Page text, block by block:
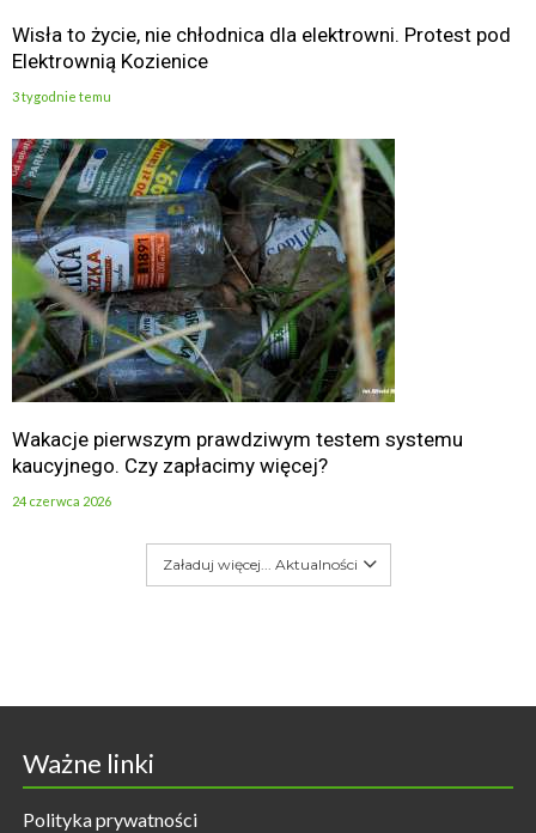
Wisła to życie, nie chłodnica dla elektrowni. Protest pod
Elektrownią Kozienice
3 tygodnie temu
Wakacje pierwszym prawdziwym testem systemu
kaucyjnego. Czy zapłacimy więcej?
24 czerwca 2026
Załaduj więcej... Aktualności
Ważne linki
Polityka prywatności